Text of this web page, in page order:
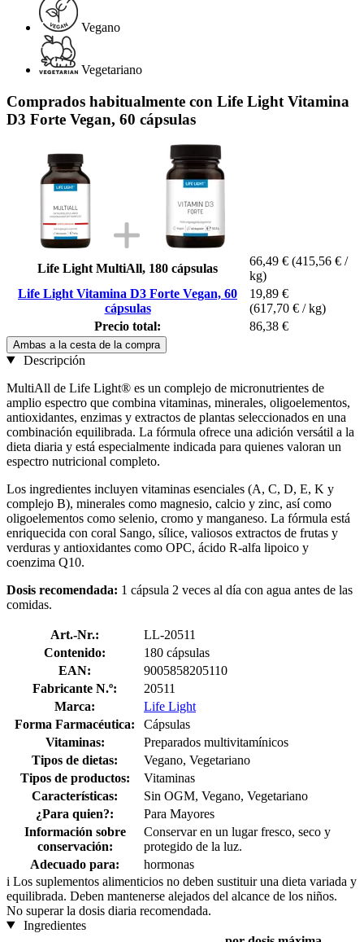
Vegano
Vegetariano
Comprados habitualmente con Life Light Vitamina
D3 Forte Vegan, 60 cápsulas
Life Light MultiAll, 180 cápsulas
66,49 € (415,56 € /
kg)
Life Light Vitamina D3 Forte Vegan, 60
cápsulas
19,89 €
(617,70 € / kg)
Precio total:
86,38 €
Ambas a la cesta de la compra
Descripción
MultiAll de Life Light® es un complejo de micronutrientes de
amplio espectro que combina vitaminas, minerales, oligoelementos,
antioxidantes, enzimas y extractos de plantas seleccionados en una
combinación equilibrada. La fórmula ofrece una adición versátil a la
dieta diaria y está especialmente indicada para quienes valoran un
espectro nutricional completo.
Los ingredientes incluyen vitaminas esenciales (A, C, D, E, K y
complejo B), minerales como magnesio, calcio y zinc, así como
oligoelementos como selenio, cromo y manganeso. La fórmula está
enriquecida con coral Sango, sílice, valiosos extractos de frutas y
verduras y antioxidantes como OPC, ácido R-alfa lipoico y
coenzima Q10.
Dosis recomendada: 1 cápsula 2 veces al día con agua antes de las
comidas.
Art.-Nr.:
LL-20511
Contenido:
180 cápsulas
EAN:
9005858205110
Fabricante N.º:
20511
Marca:
Life Light
Forma Farmacéutica:
Cápsulas
Vitaminas:
Preparados multivitamínicos
Tipos de dietas:
Vegano, Vegetariano
Tipos de productos:
Vitaminas
Características:
Sin OGM, Vegano, Vegetariano
¿Para quien?:
Para Mayores
Información sobre
conservación:
Conservar en un lugar fresco, seco y
protegido de la luz.
Adecuado para:
hormonas
i Los suplementos alimenticios no deben sustituir una dieta variada y
equilibrada. Deben mantenerse alejados del alcance de los niños.
No superar la dosis diaria recomendada.
Ingredientes